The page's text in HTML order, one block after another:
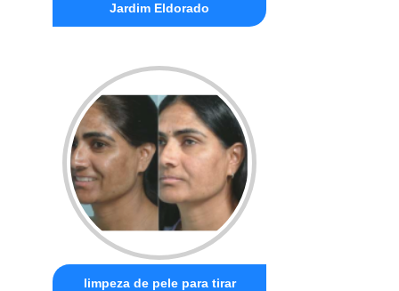
Jardim Eldorado
limpeza de pele para tirar